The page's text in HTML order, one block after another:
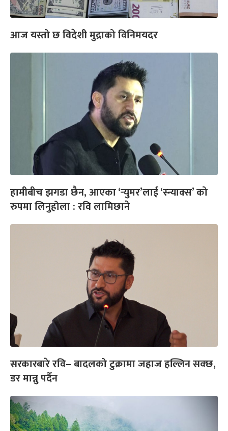
आज यस्तो छ विदेशी मुद्राको विनिमयदर
हामीबीच झगडा छैन, आएका ‘र्‍युमर’लाई ‘स्न्याक्स’ को
रुपमा लिनुहोला : रवि लामिछाने
सरकारबारे रवि– बादलको टुक्रामा जहाज हल्लिन सक्छ,
डर मान्नु पर्दैन